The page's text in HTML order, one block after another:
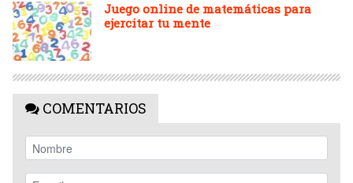
Juego online de matemáticas para
ejercitar tu mente
COMENTARIOS